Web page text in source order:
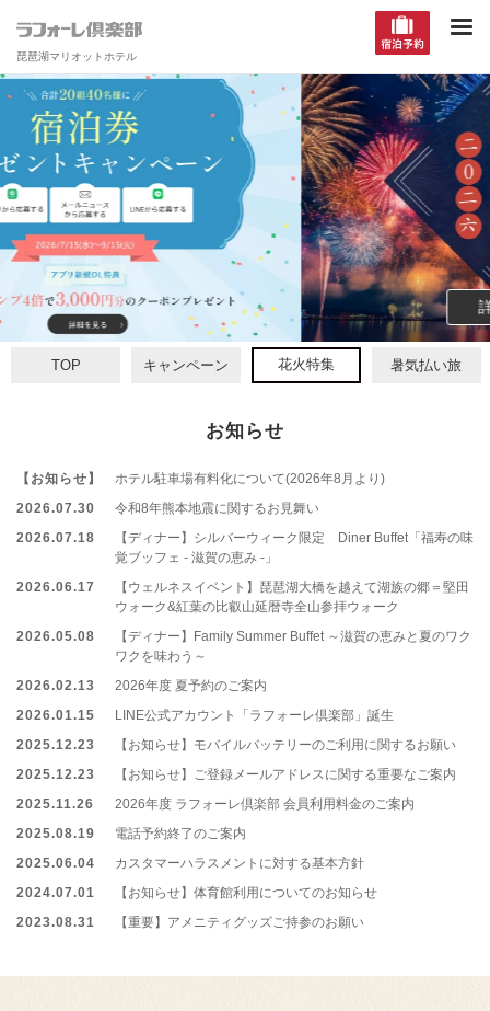
琵琶湖マリオットホテル
詳細を見る
TOP キャンペーン 花火特集 暑気払い旅
お知らせ
【お知らせ】
ホテル駐車場有料化について(2026年8月より)
2026.07.30
令和8年熊本地震に関するお見舞い
2026.07.18
【ディナー】シルバーウィーク限定 Diner Buffet「福寿の味
覚ブッフェ - 滋賀の恵み -」
2026.06.17
【ウェルネスイベント】琵琶湖大橋を越えて湖族の郷＝堅田
ウォーク&紅葉の比叡山延暦寺全山参拝ウォーク
2026.05.08
【ディナー】Family Summer Buffet ～滋賀の恵みと夏のワク
ワクを味わう～
2026.02.13
2026年度 夏予約のご案内
2026.01.15
LINE公式アカウント「ラフォーレ倶楽部」誕生
2025.12.23
【お知らせ】モバイルバッテリーのご利用に関するお願い
2025.12.23
【お知らせ】ご登録メールアドレスに関する重要なご案内
2025.11.26
2026年度 ラフォーレ倶楽部 会員利用料金のご案内
2025.08.19
電話予約終了のご案内
2025.06.04
カスタマーハラスメントに対する基本方針
2024.07.01
【お知らせ】体育館利用についてのお知らせ
2023.08.31
【重要】アメニティグッズご持参のお願い